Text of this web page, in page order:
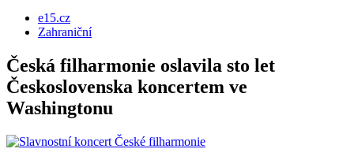
e15.cz
Zahraniční
Česká filharmonie oslavila sto let
Československa koncertem ve
Washingtonu